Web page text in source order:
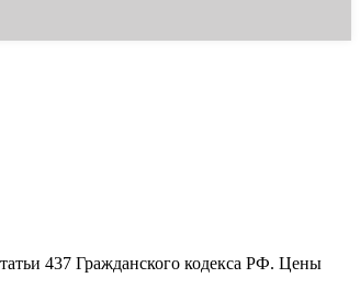
437 Гражданского кодекса РФ. Цены